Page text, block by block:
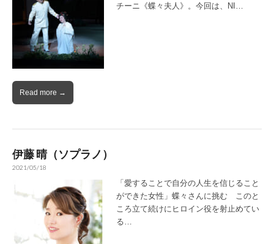
チーニ《蝶々夫人》。今回は、NI…
Read more →
伊藤 晴（ソプラノ）
2021/05/18
「愛することで自分の人生を信じること
ができた女性」蝶々さんに挑む このと
ころ立て続けにヒロイン役を射止めてい
る…